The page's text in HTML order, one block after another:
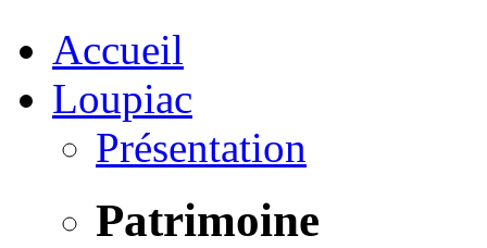
Accueil
Loupiac
Présentation
Patrimoine